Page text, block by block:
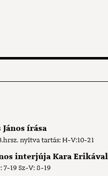
írása
nyitva tartás: H-V:10-21
interjúja Kara Erikával
7-19 Sz-V: 8-19